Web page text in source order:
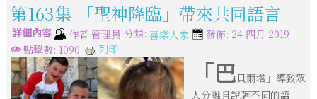
第163集-「聖神降臨」帶來共同語言
詳細內容 作者 管理員 分類: 喜樂人家
發佈: 24 四月 2019
點擊數: 1090
列印
「巴貝爾塔」導致眾
人分離且說著不同的語